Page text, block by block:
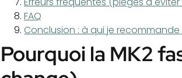
FAQ
Conclusion : à qui je
Pourquoi la MK2